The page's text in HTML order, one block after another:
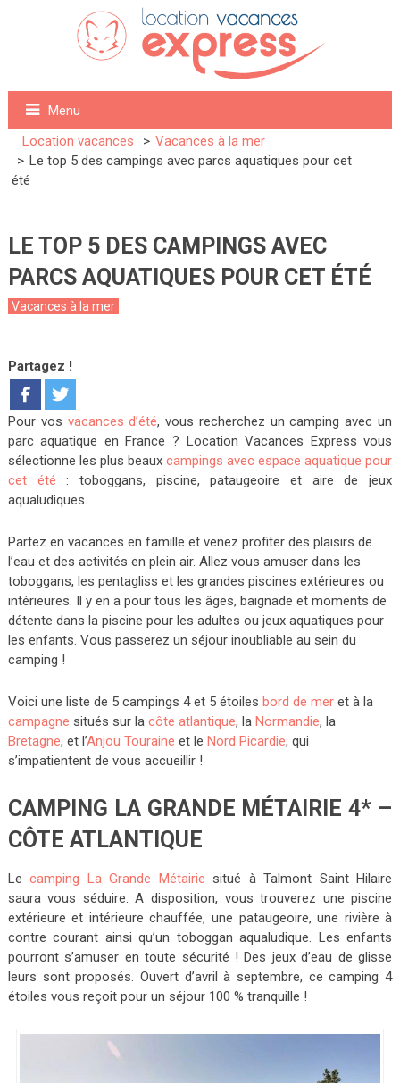
Menu
Location vacances
Vacances à la mer
Le top 5 des campings avec parcs aquatiques pour cet
été
LE TOP 5 DES CAMPINGS AVEC
PARCS AQUATIQUES POUR CET ÉTÉ
Vacances à la mer
Partagez !
Pour vos vacances d’été, vous recherchez un camping avec un
parc aquatique en France ? Location Vacances Express vous
sélectionne les plus beauxcampings avec espace aquatique pour
cet été : toboggans, piscine, pataugeoire et aire de jeux
aqualudiques.
Partez en vacances en famille et venez profiter des plaisirs de
l’eau et des activités en plein air. Allez vous amuser dans les
toboggans, les pentagliss et les grandes piscines extérieures ou
intérieures. Il y en a pour tous les âges, baignade et moments de
détente dans la piscine pour les adultes ou jeux aquatiques pour
les enfants. Vous passerez un séjour inoubliable au sein du
camping !
Voici une liste de 5 campings 4 et 5 étoiles bord de meret à la
campagne situés sur la côte atlantique, la Normandie, la
Bretagne, et l’Anjou Touraine et le Nord Picardie, qui
s’impatientent de vous accueillir !
CAMPING LA GRANDE MÉTAIRIE 4* –
CÔTE ATLANTIQUE
Lecamping La Grande Métairie situé à Talmont Saint Hilaire
saura vous séduire. A disposition, vous trouverez une piscine
extérieure et intérieure chauffée, une pataugeoire, une rivière à
contre courant ainsi qu’un toboggan aqualudique. Les enfants
pourront s’amuser en toute sécurité ! Des jeux d’eau de glisse
leurs sont proposés. Ouvert d’avril à septembre, ce camping 4
étoiles vous reçoit pour un séjour 100 % tranquille !